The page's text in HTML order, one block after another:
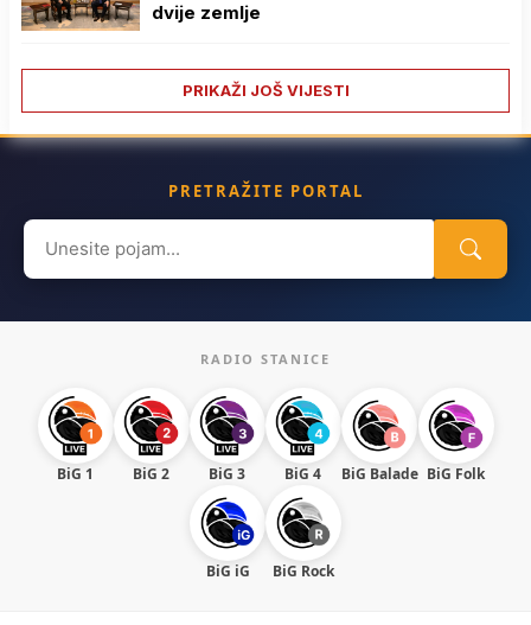
dvije zemlje
PRIKAŽI JOŠ VIJESTI
PRETRAŽITE PORTAL
Search
for:
RADIO STANICE
BiG 1 BiG 2 BiG 3 BiG 4 BiG Balade BiG Folk
BiG iG BiG Rock